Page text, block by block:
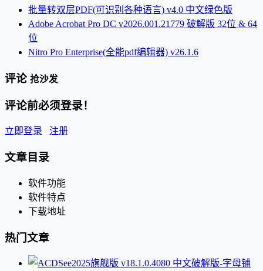
批量转双层PDF(可识别各种语言) v4.0 中文绿色版
Adobe Acrobat Pro DC v2026.001.21779 破解版 32位 & 64
位
Nitro Pro Enterprise(全能pdf编辑器) v26.1.6
评论 抢沙发
评论前必须登录！
立即登录 注册
文章目录
软件功能
软件特点
下载地址
热门文章